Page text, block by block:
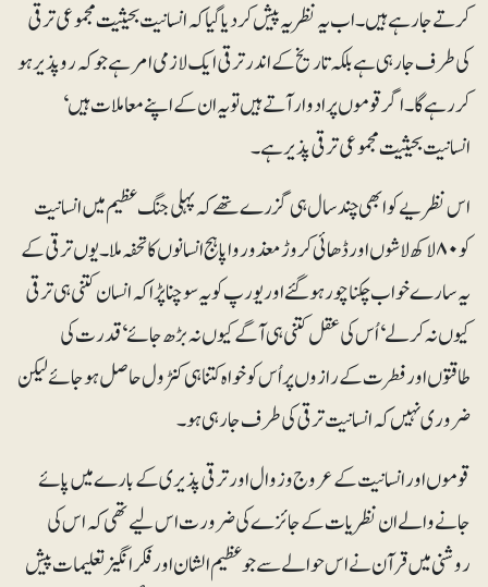
کرتے جا رہے ہیں۔ اب یہ نظریہ پیش کردیا گیا کہ انسانیت بحیثیت مجموعی ترقی
کی طرف جا رہی ہے بلکہ تاریخ کے اندر ترقی ایک لازمی امر ہے جو کہ روپذیر ہو
کر رہے گا۔ اگر قوموں پر ادوار آتے ہیں تو یہ ان کے اپنے معاملات ہیں‘
انسانیت بحیثیت مجموعی ترقی پذیر ہے۔
اس نظریے کو ابھی چند سال ہی گزرے تھے کہ پہلی جنگ عظیم میں انسانیت
کو ۸۰ لاکھ لاشوں اور ڈھائی کروڑ معذور و اپاہج انسانوں کا تحفہ ملا۔ یوں ترقی کے
یہ سارے خواب چکناچور ہو گئے اور یورپ کو یہ سوچنا پڑا کہ انسان کتنی ہی ترقی
کیوں نہ کر لے‘ اُس کی عقل کتنی ہی آگے کیوں نہ بڑھ جائے‘ قدرت کی
طاقتوں اور فطرت کے رازوں پر اُس کو خواہ کتنا ہی کنٹرول حاصل ہو جائے لیکن
ضروری نہیں کہ انسانیت ترقی کی طرف جا رہی ہو۔
قوموں اورانسانیت کے عروج و زوال اور ترقی پذیری کے بارے میں پائے
جانے والے ان نظریات کے جائزے کی ضرورت اس لیے تھی کہ اس کی
روشنی میں قرآن نے اس حوالے سے جو عظیم الشان اور فکرانگیز تعلیمات پیش